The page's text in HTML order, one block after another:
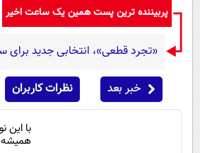
پربیننده ترین پست همین یک ساعت اخیر
«تجرد قطعی»، انتخابی جدید برای
خبر بعد نظرات کاربران
با این
همیشه